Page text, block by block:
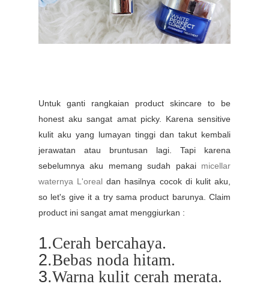
Untuk ganti rangkaian product skincare to be
honest aku sangat amat picky. Karena sensitive
kulit aku yang lumayan tinggi dan takut kembali
jerawatan atau bruntusan lagi. Tapi karena
sebelumnya aku memang sudah pakai micellar
waternya L'oreal dan hasilnya cocok di kulit aku,
so let's give it a try sama product barunya. Claim
product ini sangat amat menggiurkan :
1.Cerah bercahaya.
2.Bebas noda hitam.
3.Warna kulit cerah merata.